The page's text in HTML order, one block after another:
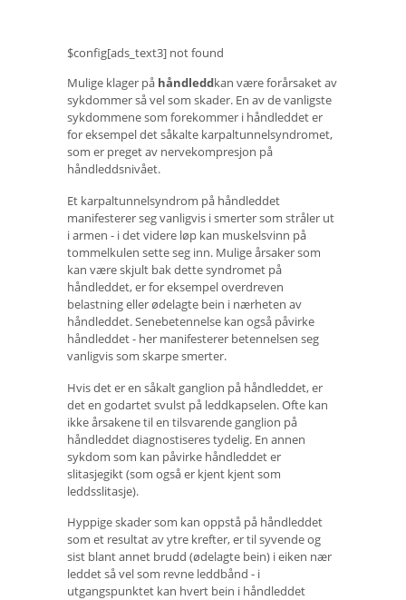
$config[ads_text3] not found
Mulige klager på håndleddkan være forårsaket av
sykdommer så vel som skader. En av de vanligste
sykdommene som forekommer i håndleddet er
for eksempel det såkalte karpaltunnelsyndromet,
som er preget av nervekompresjon på
håndleddsnivået.
Et karpaltunnelsyndrom på håndleddet
manifesterer seg vanligvis i smerter som stråler ut
i armen - i det videre løp kan muskelsvinn på
tommelkulen sette seg inn. Mulige årsaker som
kan være skjult bak dette syndromet på
håndleddet, er for eksempel overdreven
belastning eller ødelagte bein i nærheten av
håndleddet. Senebetennelse kan også påvirke
håndleddet - her manifesterer betennelsen seg
vanligvis som skarpe smerter.
Hvis det er en såkalt ganglion på håndleddet, er
det en godartet svulst på leddkapselen. Ofte kan
ikke årsakene til en tilsvarende ganglion på
håndleddet diagnostiseres tydelig. En annen
sykdom som kan påvirke håndleddet er
slitasjegikt (som også er kjent kjent som
leddsslitasje).
Hyppige skader som kan oppstå på håndleddet
som et resultat av ytre krefter, er til syvende og
sist blant annet brudd (ødelagte bein) i eiken nær
leddet så vel som revne leddbånd - i
utgangspunktet kan hvert bein i håndleddet